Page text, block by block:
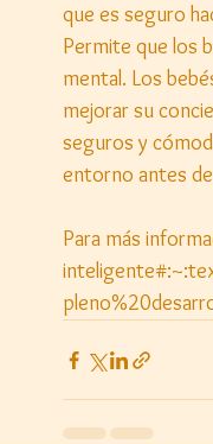
que es seguro
Permite que los
mental. Los
mejorar su
seguros y
entorno antes
Para más